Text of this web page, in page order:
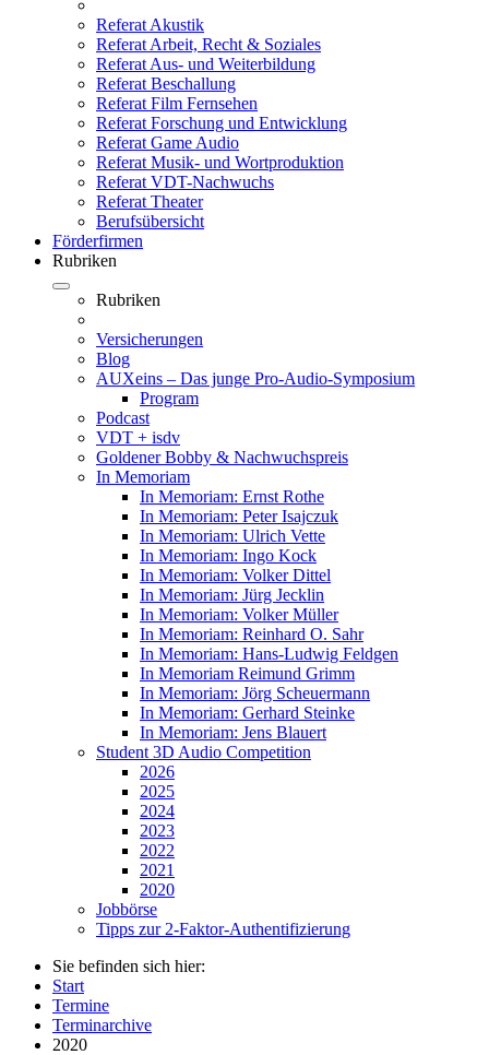
Referat Akustik
Referat Arbeit, Recht & Soziales
Referat Aus- und Weiterbildung
Referat Beschallung
Referat Film Fernsehen
Referat Forschung und Entwicklung
Referat Game Audio
Referat Musik- und Wortproduktion
Referat VDT-Nachwuchs
Referat Theater
Berufsübersicht
Förderfirmen
Rubriken
Rubriken
Versicherungen
Blog
AUXeins – Das junge Pro-Audio-Symposium
Program
Podcast
VDT + isdv
Goldener Bobby & Nachwuchspreis
In Memoriam
In Memoriam: Ernst Rothe
In Memoriam: Peter Isajczuk
In Memoriam: Ulrich Vette
In Memoriam: Ingo Kock
In Memoriam: Volker Dittel
In Memoriam: Jürg Jecklin
In Memoriam: Volker Müller
In Memoriam: Reinhard O. Sahr
In Memoriam: Hans-Ludwig Feldgen
In Memoriam Reimund Grimm
In Memoriam: Jörg Scheuermann
In Memoriam: Gerhard Steinke
In Memoriam: Jens Blauert
Student 3D Audio Competition
2026
2025
2024
2023
2022
2021
2020
Jobbörse
Tipps zur 2-Faktor-Authentifizierung
Sie befinden sich hier:
Start
Termine
Terminarchive
2020